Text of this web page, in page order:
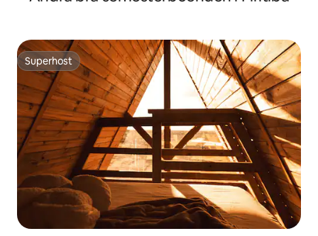
Superhost
Superhost